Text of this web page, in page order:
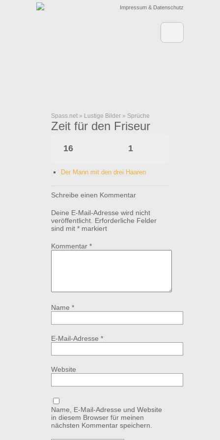
Impressum & Datenschutz
Spass.net » Lustige Bilder » Sprüche
Zeit für den Friseur
16 1
Der Mann mit den drei Haaren
Schreibe einen Kommentar
Deine E-Mail-Adresse wird nicht
veröffentlicht. Erforderliche Felder
sind mit * markiert
Kommentar *
Name *
E-Mail-Adresse *
Website
Name, E-Mail-Adresse und Website
in diesem Browser für meinen
nächsten Kommentar speichern.